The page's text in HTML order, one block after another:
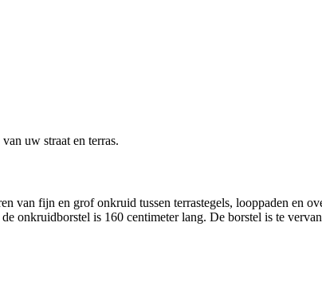
uw straat en terras.
van fijn en grof onkruid tussen terrastegels, looppaden en
onkruidborstel is 160 centimeter lang. De borstel is te